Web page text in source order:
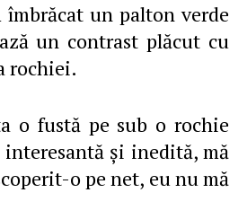
îmbrăcat un palton verde
un contrast plăcut cu
rochiei.
o fustă pe sub o rochie
interesantă şi inedită, mă
o pe net, eu nu mă